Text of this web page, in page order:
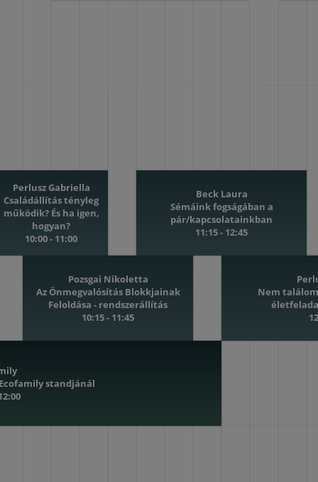
Perlusz Gabriella
Családállítás tényleg
működik? És ha igen,
hogyan?
10:00 - 11:00
Beck Laura
Sémáink fogságában a
pár/kapcsolatainkban
11:15 - 12:45
Pozsgai Nikoletta
Az Önmegvalósítás Blokkjainak
Feloldása - rendszerállítás
10:15 - 11:45
Nem
standjánál